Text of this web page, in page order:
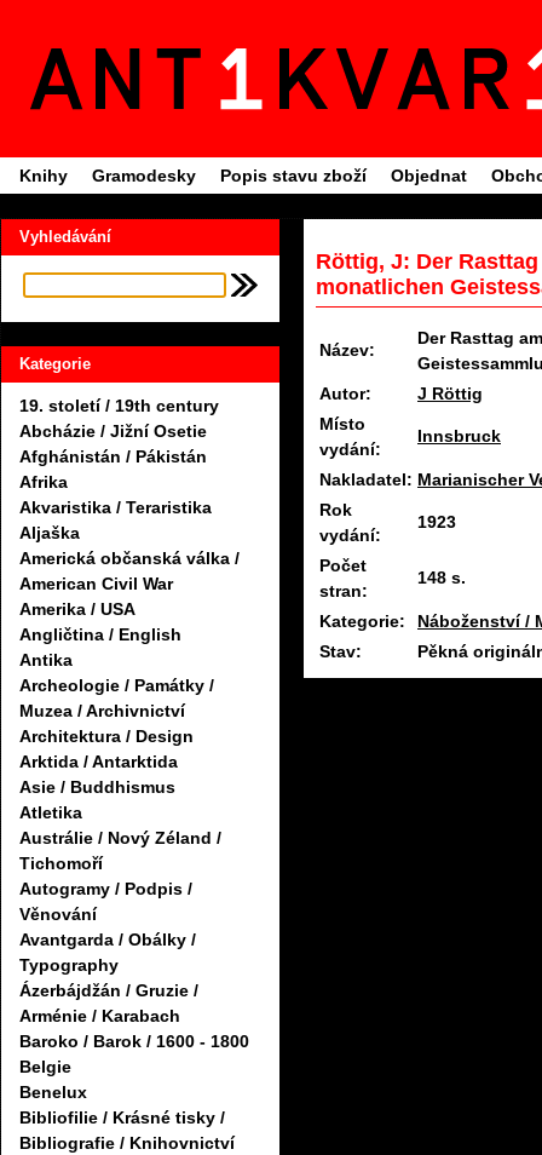
Knihy Gramodesky Popis stavu zboží Objednat
Vyhledávání
Kategorie
19. století / 19th century
Abcházie / Jižní Osetie
Afghánistán / Pákistán
Afrika
Akvaristika / Teraristika
Aljaška
Americká občanská válka /
American Civil War
Amerika / USA
Angličtina / English
Antika
Archeologie / Památky /
Muzea / Archivnictví
Architektura / Design
Arktida / Antarktida
Asie / Buddhismus
Atletika
Austrálie / Nový Zéland /
Tichomoří
Autogramy / Podpis /
Věnování
Avantgarda / Obálky /
Typography
Ázerbájdžán / Gruzie /
Arménie / Karabach
Baroko / Barok / 1600 - 1800
Belgie
Benelux
Bibliofilie / Krásné tisky /
Bibliografie / Knihovnictví
Röttig, J: Der
monatlichen
Název:
Der Rasttag
Autor:
J Röttig
Místo
vydání:
Innsbruck
Nakladatel: Marianischer
Rok
vydání:
1923
Počet
stran:
148 s.
Kategorie:
Náboženství /
Stav:
Pěkná